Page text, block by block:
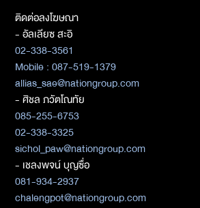
ติดต่อลงโฆษณา
- อัลเลียซ สะอิ
02-338-3561
Mobile : 087-519-1379
allias_sae@nationgroup.com
- ศิชล ภวัตโณทัย
085-255-6753
02-338-3325
sichol_paw@nationgroup.com
- เชลงพจน์ บุญซื่อ
081-934-2937
chalengpot@nationgroup.com